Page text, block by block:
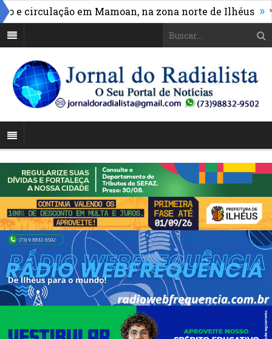
circulação em Mamoan, na zona norte de Ilhéus »